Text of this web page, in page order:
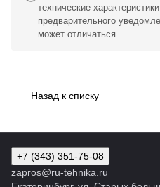
технические
предварительного
может отличаться.
Назад к списку
+7 (343) 351-75-08
zapros@ru-tehnika.ru